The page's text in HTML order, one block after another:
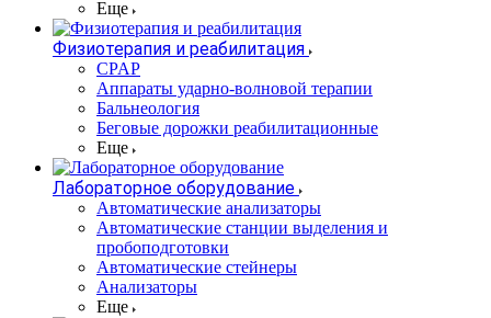
Еще
Физиотерапия и реабилитация
CPAP
Аппараты ударно-волновой терапии
Бальнеология
Беговые дорожки реабилитационные
Еще
Лабораторное оборудование
Автоматические анализаторы
Автоматические станции выделения и
пробоподготовки
Автоматические стейнеры
Анализаторы
Еще